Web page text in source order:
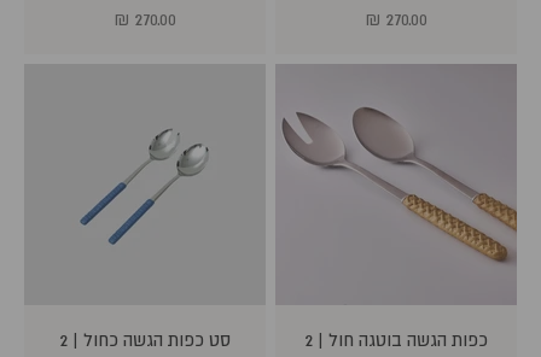
מחיר מבצע
270.00 ₪
מחיר מבצע
270.00 ₪
כפות הגשה בוטגה חול | 2
סט כפות הגשה כחול | 2